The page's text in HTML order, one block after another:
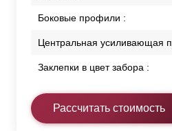
Боковые профили :
Центральная усиливающая
Заклепки в цвет забора :
Рассчитать стоимость